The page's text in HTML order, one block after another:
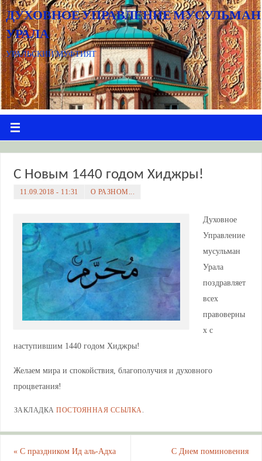
ДУХОВНОЕ УПРАВЛЕНИЕ МУСУЛЬМАН
УРАЛА
УРАЛЬСКИЙ МУФТИЯТ
С Новым 1440 годом Хиджры!
11.09.2018 - 11:31 О РАЗНОМ...
Духовное
Управление
мусульман
Урала
поздравляет
всех
правоверны
х с
наступившим 1440 годом Хиджры!
Желаем мира и спокойствия, благополучия и духовного
процветания!
ЗАКЛАДКАПОСТОЯННАЯ ССЫЛКА.
«С праздником Ид аль-Адха
С Днем поминовения